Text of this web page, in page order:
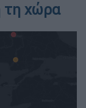
τη χώρα